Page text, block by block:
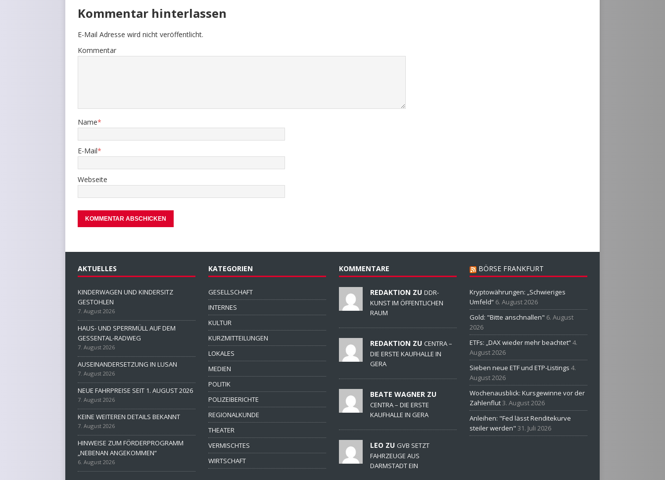
Kommentar hinterlassen
E-Mail Adresse wird nicht veröffentlicht.
Kommentar
Name*
E-Mail*
Webseite
AKTUELLES
KINDERWAGEN UND KINDERSITZ
GESTOHLEN
7. August 2026
HAUS- UND SPERRMÜLL AUF DEM
GESSENTAL-RADWEG
7. August 2026
AUSEINANDERSETZUNG IN LUSAN
7. August 2026
NEUE FAHRPREISE SEIT 1. AUGUST 2026
7. August 2026
KEINE WEITEREN DETAILS BEKANNT
7. August 2026
HINWEISE ZUM FÖRDERPROGRAMM
„NEBENAN ANGEKOMMEN“
6. August 2026
KATEGORIEN
GESELLSCHAFT
INTERNES
KULTUR
KURZMITTEILUNGEN
LOKALES
MEDIEN
POLITIK
POLIZEIBERICHTE
REGIONALKUNDE
THEATER
VERMISCHTES
WIRTSCHAFT
KOMMENTARE
REDAKTION ZU DDR-
KUNST IM ÖFFENTLICHEN
RAUM
REDAKTION ZU CENTRA –
DIE ERSTE KAUFHALLE IN
GERA
BEATE WAGNER ZU
CENTRA – DIE ERSTE
KAUFHALLE IN GERA
LEO ZU GVB SETZT
FAHRZEUGE AUS
DARMSTADT EIN
BÖRSE FRANKFURT
Kryptowährungen: „Schwieriges
Umfeld“ 6. August 2026
Gold: "Bitte anschnallen" 6. August
2026
ETFs: „DAX wieder mehr beachtet“4.
August 2026
Sieben neue ETF und ETP-Listings 4.
August 2026
Wochenausblick: Kursgewinne vor der
Zahlenflut3. August 2026
Anleihen: "Fed lässt Renditekurve
steiler werden" 31. Juli 2026